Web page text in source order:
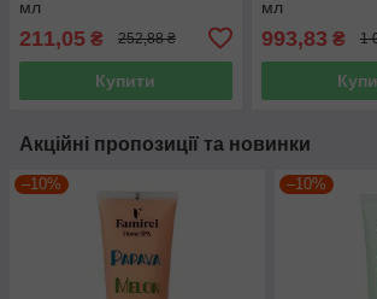
мл
211,05 ₴ 252,88 ₴
Купити
мл
993,83 ₴ 1
Акційні пропозиції та новинки
–10% –10%